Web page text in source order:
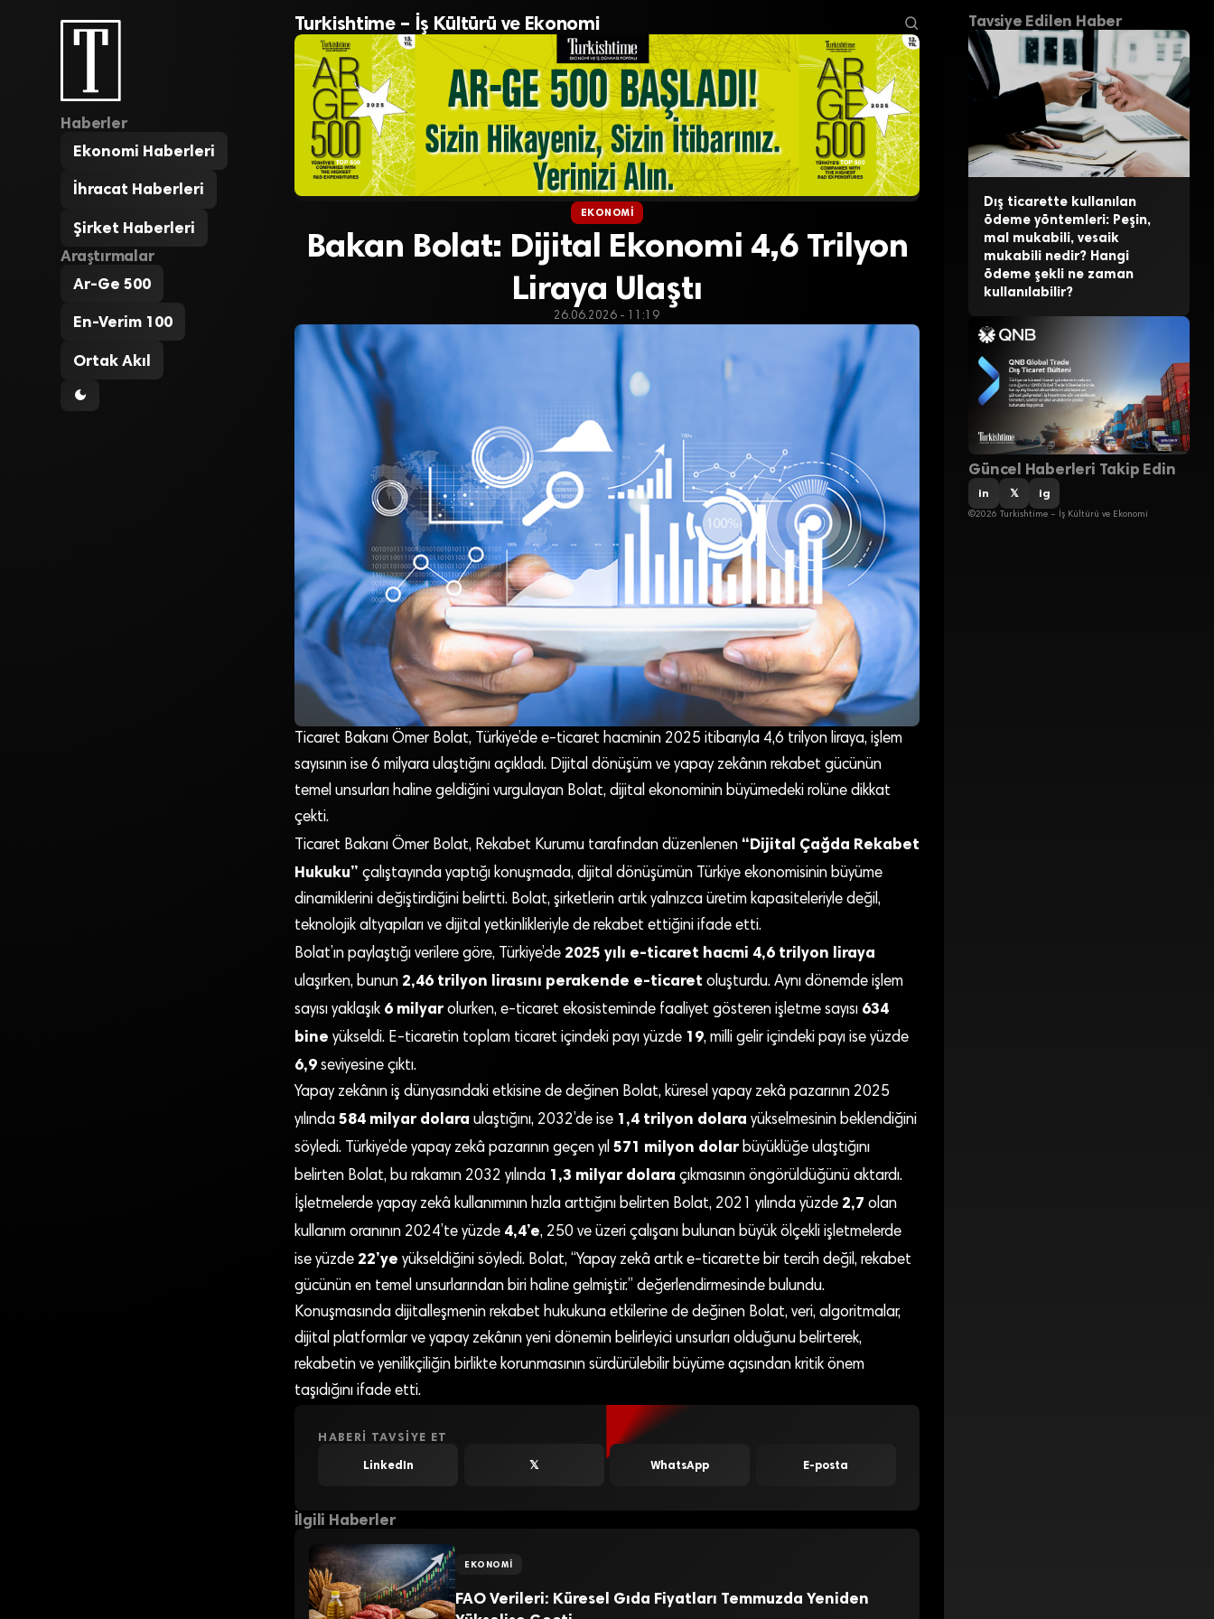
Haberler
Ekonomi Haberleri
İhracat Haberleri
Şirket Haberleri
Araştırmalar
Ar-Ge 500
En-Verim 100
Ortak Akıl
Turkishtime – İş Kültürü ve Ekonomi
EKONOMI
Bakan Bolat: Dijital Ekonomi 4,6 Trilyon
Liraya Ulaştı
26.06.2026 - 11:19
Ticaret Bakanı Ömer Bolat, Türkiye’de e-ticaret hacminin 2025 itibarıyla 4,6 trilyon liraya, işlem
sayısının ise 6 milyara ulaştığını açıkladı. Dijital dönüşüm ve yapay zekânın rekabet gücünün
temel unsurları haline geldiğini vurgulayan Bolat, dijital ekonominin büyümedeki rolüne dikkat
çekti.
Ticaret Bakanı Ömer Bolat, Rekabet Kurumu tarafından düzenlenen “Dijital Çağda Rekabet
Hukuku” çalıştayında yaptığı konuşmada, dijital dönüşümün Türkiye ekonomisinin büyüme
dinamiklerini değiştirdiğini belirtti. Bolat, şirketlerin artık yalnızca üretim kapasiteleriyle değil,
teknolojik altyapıları ve dijital yetkinlikleriyle de rekabet ettiğini ifade etti.
Bolat’ın paylaştığı verilere göre, Türkiye’de 2025 yılı e-ticaret hacmi 4,6 trilyon liraya
ulaşırken, bunun 2,46 trilyon lirasını perakende e-ticaretoluşturdu. Aynı dönemde işlem
sayısı yaklaşık 6 milyarolurken, e-ticaret ekosisteminde faaliyet gösteren işletme sayısı 634
bine yükseldi. E-ticaretin toplam ticaret içindeki payı yüzde 19, milli gelir içindeki payı ise yüzde
6,9seviyesine çıktı.
Yapay zekânın iş dünyasındaki etkisine de değinen Bolat, küresel yapay zekâ pazarının 2025
yılında 584 milyar dolara ulaştığını, 2032’de ise 1,4 trilyon dolara yükselmesinin beklendiğini
söyledi. Türkiye’de yapay zekâ pazarının geçen yıl 571 milyon dolarbüyüklüğe ulaştığını
belirten Bolat, bu rakamın 2032 yılında 1,3 milyar dolara çıkmasının öngörüldüğünü aktardı.
İşletmelerde yapay zekâ kullanımının hızla arttığını belirten Bolat, 2021 yılında yüzde 2,7 olan
kullanım oranının 2024’te yüzde 4,4’e, 250 ve üzeri çalışanı bulunan büyük ölçekli işletmelerde
ise yüzde 22’ye yükseldiğini söyledi. Bolat, “Yapay zekâ artık e-ticarette bir tercih değil, rekabet
gücünün en temel unsurlarından biri haline gelmiştir.” değerlendirmesinde bulundu.
Konuşmasında dijitalleşmenin rekabet hukukuna etkilerine de değinen Bolat, veri, algoritmalar,
dijital platformlar ve yapay zekânın yeni dönemin belirleyici unsurları olduğunu belirterek,
rekabetin ve yenilikçiliğin birlikte korunmasının sürdürülebilir büyüme açısından kritik önem
taşıdığını ifade etti.
HABERI TAVSIYE ET
LinkedIn 𝕏 WhatsApp E-posta
İlgili Haberler
EKONOMI
FAO Verileri: Küresel Gıda Fiyatları Temmuzda Yeniden
Tavsiye Edilen Haber
Dış ticarette kullanılan
ödeme yöntemleri: Peşin,
mal mukabili, vesaik
mukabili nedir? Hangi
ödeme şekli ne zaman
kullanılabilir?
Güncel Haberleri Takip Edin
in 𝕏 ig
©2026 Turkishtime – İş Kültürü ve Ekonomi